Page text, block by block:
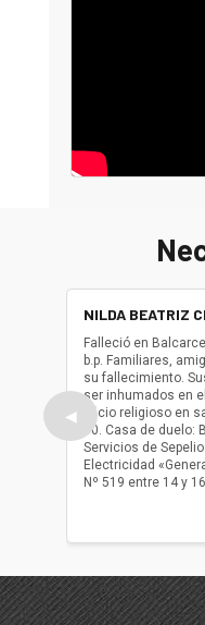
◀
NILDA BEATRIZ
Falleció en
b.p. Familiares,
su fallecimiento.
ser inhumados en
oficio religioso en
10. Casa de duelo:
Servicios de
Electricidad
Nº 519 entre 14 y